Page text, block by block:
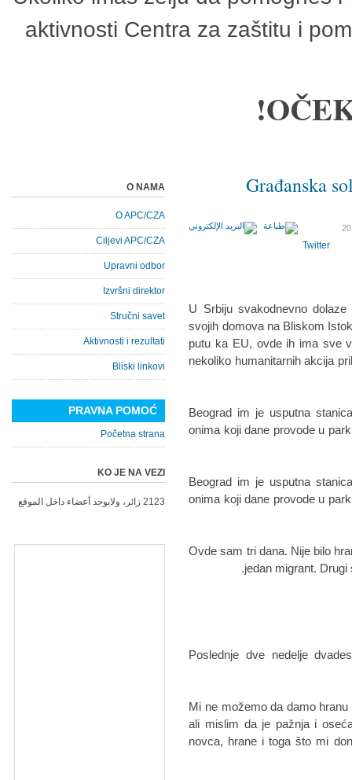
aktivnosti Centra za zaštitu i
Građanska
Twitter
U Srbiju svakodnevno
svojih domova na Bliskom
putu ka EU, ovde ih ima sve
nekoliko humanitarnih akcija
Beograd im je usputna
onima koji dane provode u
Beograd im je usputna
onima koji dane provode u
"Ovde sam tri dana. Nije bilo
jedan migrant.
Poslednje dve nedelje
"Mi ne možemo da damo
ali mislim da je pažnja i
novca, hrane i toga što mi
O NAMA
O APC/CZA
Ciljevi APC/CZA
Upravni odbor
Izvršni direktor
Stručni savet
Aktivnosti i rezultati
Bliski linkovi
PRAVNA POMOĆ
Početna strana
KO JE NA VEZI
2123 زائر، ولايوجد أعضاء داخل الموقع